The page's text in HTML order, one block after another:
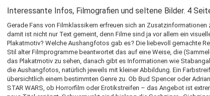
Interessante Infos, Filmografien und seltene Bilder. 4
Gerade Fans von Filmklassikern erfreuen sich an Zusatzinformationen
damit ist nicht nur Text gemeint, denn Filme sind ja vor allem ein
Plakatmotiv? Welche Aushangfotos gab es? Die liebevoll gemachte
Stil alter Filmprogramme beantwortet das auf eine Weise, die
das Plakatmotiv zu sehen, danach gibt es Informationen wie
die Aushangfotos, natürlich jeweils mit kleiner Abbildung. Ein
übersichtlich einem bestimmten Genre zu. Ob Bud Spencer oder
STAR WARS, ob Horrorfilm oder Erotikstreifen – das Angebot ist